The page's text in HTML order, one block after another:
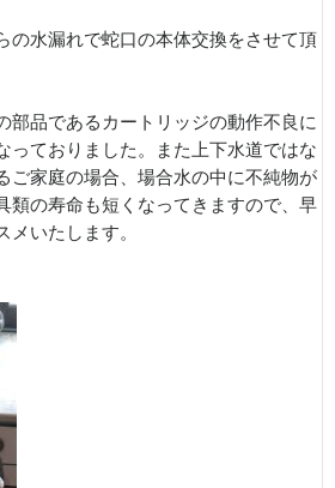
の水漏れで蛇口の本体交換をさせて頂
部品であるカートリッジの動作不良に
っておりました。また上下水道ではな
ご家庭の場合、場合水の中に不純物が
類の寿命も短くなってきますので、早
メいたします。